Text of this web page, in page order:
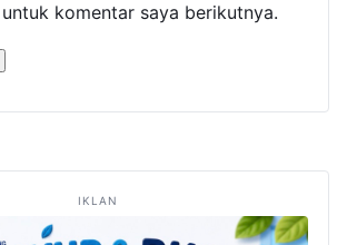
komentar saya berikutnya.
IKLAN